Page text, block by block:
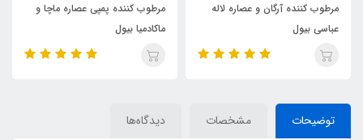
مرطوب کننده آرگان و عصاره لاله
عباسی بیول
مرطوب کننده پمپی عصاره ماچا و
ماکادمیا بیول
توضیحات مشخصات دیدگاه‌ها